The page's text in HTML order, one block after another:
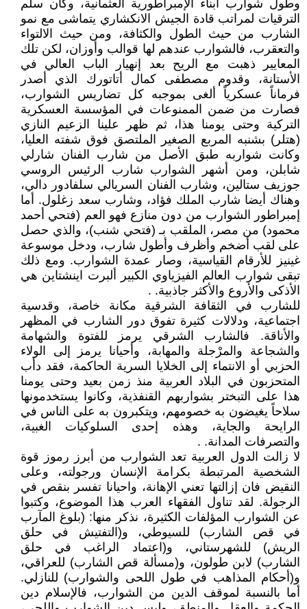
وطول شوارب أبناء الإمبراطورية العثمانية، وكان سلم
الترقيات لمراتب قادة الجيش الانكشاري يتماشى مع نمو
الشارب من حيث الطول والكثافة، ومن حيث الالتواء
والتعقرب، فالشوارب عندهم لها قوالب وأوزان، لكن تلك
المعايير ذهبت مع الريح بعد إنهيار الباب العالي في
الأستانة، وقدوم مصطفى كمال أتاتورك الذي أصدر
فرماناً عسكرياً ألغى بموجبه كل تضاريس الشوارب،
فصارت من ضمن الممنوعات في المؤسسة العسكرية
التركية وحتى يومنا هذا، ثم ظهر علينا الزعيم النازي
(هتلر) بشنبه المربع الصغير الملتصق فوق شفته العليا،
وكانت شواربه طبق الأصل من شارب الفنان شارلي
شابلن، ومن أشهر الشوارب شارب الرئيس الروسي
جوزيف ستالين، وشارب الفنان السريالي سلفادور دالي،
وهناك أيضا شارب الملك فؤاد، وشارب سعد زغلول. أما
إمبراطور الشوارب من دون منازع فهو العم (فتحي أحمد
محمود) من مصر، الملقب بـ (فتحي شنب)، والذي حصل
على لقب أضخم وأظرف وأطول شارب، ودخل موسوعة
غينيز للأرقام القياسية، وصار عمدة الشوارب. ومع ذلك
تبقى شوارب العالم الفيزياوي الكبير ألبرت اينشتاين هي
الأذكى والأروع والأكثر جاذبية. .
للشارب في الثقافة الشرقية مكانة خاصة، وقدسية
اجتماعية، ودلالات كثيرة تفوق دور الشارب في المظهر
والأناقة. فالشارب الشرقي يرمز للفتوة والشهامة
والشجاعة والمرْجلة والمهابة، وأحيانا يرمز إلى الولاء
الحزبي أو الانتماء إلى الخلايا السرية الحاكمة، فقد دأب
المتحزبون في البلاد العربية منذ زمن بعيد وحتى يومنا
هذا على التبختر بشواربهم القنفذية، وكانوا يستخدمونها
سلاحاً يغيضون به خصومهم، ويتكبرون به على الناس في
الرايحة والجاية، وهذه إحدى السلوكيات الغبية،
والتصرفات المدانة. .
لا زالت الدول العربية تعد الشوارب من أبرز رموز قوة
الشخصية المرتبطة بكرامة الإنسان ورجولته، وعلى
النقيض فان إزالتها تعني الإهانة، واحيانا تفسر بنقص في
الرجولة. لقد تناول الفقهاء العرب هذا الموضوع، وكتبوا
عن الشوارب المؤلفات الكثيرة، نذكر منها: (بلوغ المآرب
في قص الشارب) للسيوطي، و(التفتيش في حلق
الريش) للشهرستاني، و(اعتماد الراغب في حلق
الشارب) لابن طولون، و(مسألة قص الشارب) للعراقي،
و(أحكام المذاهب في طول اللحى والشوارب) للنازلي.
أما بالنسبة لموقف الدين من الشوارب، فالإسلام دين